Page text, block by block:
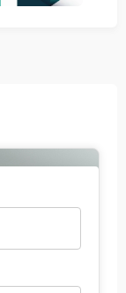
проблемы
ИБП
с